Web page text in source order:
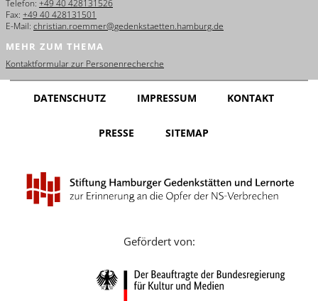
Français
Dansk
Español
Nederlands
Português
Русский
Telefon: +49 40 428131526
Fax: +49 40 428131501
E-Mail: christian.roemmer@gedenkstaetten.hamburg.de
MEHR ZUM THEMA
Kontaktformular zur Personenrecherche
DATENSCHUTZ IMPRESSUM KONTAKT
PRESSE SITEMAP
Gefördert von: